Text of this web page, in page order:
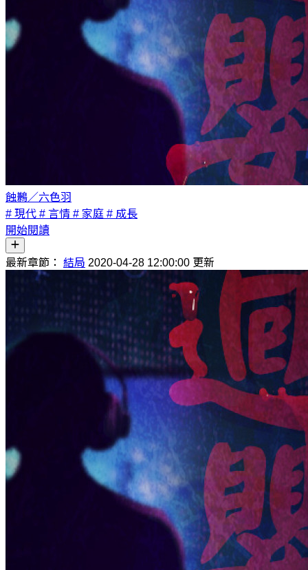
蝕鶼／六色羽
# 現代 # 言情 # 家庭 # 成長
開始閱讀
最新章節： 結局 2020-04-28 12:00:00 更新